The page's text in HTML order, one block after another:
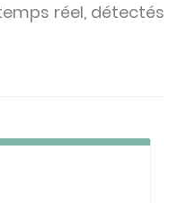
réel, détectés